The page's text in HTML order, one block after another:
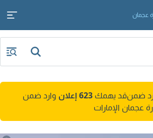
عجمان
ضمنقد يهمك 623 إعلان
وارد ضمن
عجمان الإمارات